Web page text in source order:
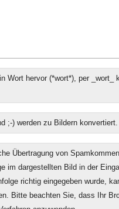
Wort hervor (*wort*), per _wort_
;-) werden zu Bildern konvertiert.
Übertragung von
im dargestellten Bild in der
richtig eingegeben wurde,
Bitte beachten Sie, dass Ihr